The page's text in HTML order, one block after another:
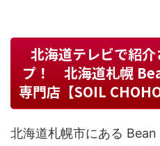
北海道テレビで紹
プ！ 北海道札幌
専門店【SOIL
北海道札幌市にある